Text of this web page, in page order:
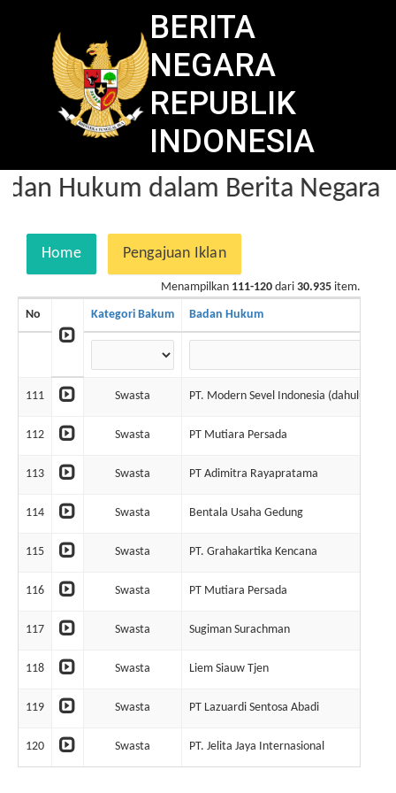
BERITA
NEGARA
REPUBLIK
INDONESIA
Hukum dalam Berita Negara
Home Pengajuan Iklan
Menampilkan 111-120 dari 30.935 item.
No Kategori Bakum Badan Hukum
111 Swasta PT. Modern Sevel Indonesia (dahulu
112 Swasta PT Mutiara Persada
113 Swasta PT Adimitra Rayapratama
114 Swasta Bentala Usaha Gedung
115 Swasta PT. Grahakartika Kencana
116 Swasta PT Mutiara Persada
117 Swasta Sugiman Surachman
118 Swasta Liem Siauw Tjen
119 Swasta PT Lazuardi Sentosa Abadi
120 Swasta PT. Jelita Jaya Internasional